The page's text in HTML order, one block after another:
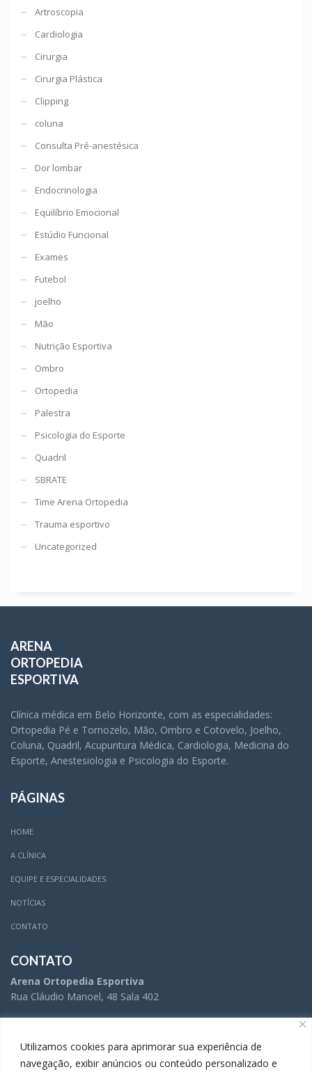
Utilizamos cookies para aprimorar sua experiência de
navegação, exibir anúncios ou conteúdo personalizado e
Artroscopia
Cardiologia
Cirurgia
Cirurgia Plástica
Clipping
coluna
Consulta Pré-anestésica
Dor lombar
Endocrinologia
Equilíbrio Emocional
Estúdio Funcional
Exames
Futebol
joelho
Mão
Nutrição Esportiva
Ombro
Ortopedia
Palestra
Psicologia do Esporte
Quadril
SBRATE
Time Arena Ortopedia
Trauma esportivo
Uncategorized
ARENA
ORTOPEDIA
ESPORTIVA
Clínica médica em Belo Horizonte, com as especialidades:
Ortopedia Pé e Tornozelo, Mão, Ombro e Cotovelo, Joelho,
Coluna, Quadril, Acupuntura Médica, Cardiologia, Medicina do
Esporte, Anestesiologia e Psicologia do Esporte.
PÁGINAS
HOME
A CLÍNICA
EQUIPE E ESPECIALIDADES
NOTÍCIAS
CONTATO
CONTATO
Arena Ortopedia Esportiva
Rua Cláudio Manoel, 48 Sala 402
(31) 3504-5005